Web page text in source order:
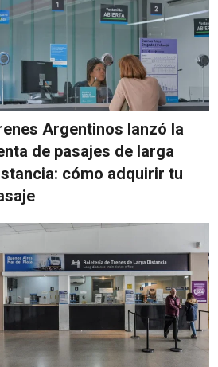
Argentinos lanzó la
de pasajes de larga
cómo adquirir tu